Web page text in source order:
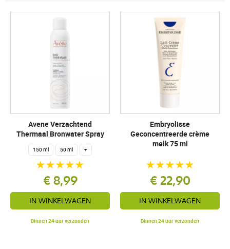
Avene Verzachtend
Thermaal Bronwater Spray
150 ml 50 ml +
€ 8,99
IN WINKELWAGEN
Binnen 24 uur verzonden
Embryolisse
Geconcentreerde crème
melk 75 ml
€ 22,90
IN WINKELWAGEN
Binnen 24 uur verzonden